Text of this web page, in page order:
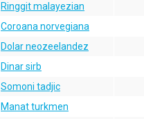
Ringgit malayezian
Coroana norvegiana
Dolar neozeelandez
Dinar sirb
Somoni tadjic
Manat turkmen